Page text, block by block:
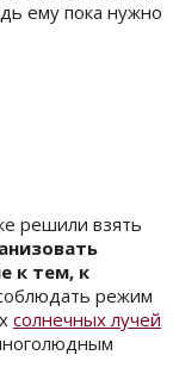
ему пока нужно
решили взять
к тем, к
режим
солнечных лучей